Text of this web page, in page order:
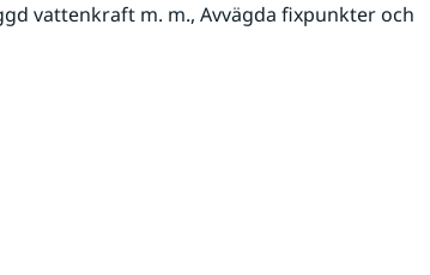
vattenkraft m. m., Avvägda fixpunkter och
sidan på